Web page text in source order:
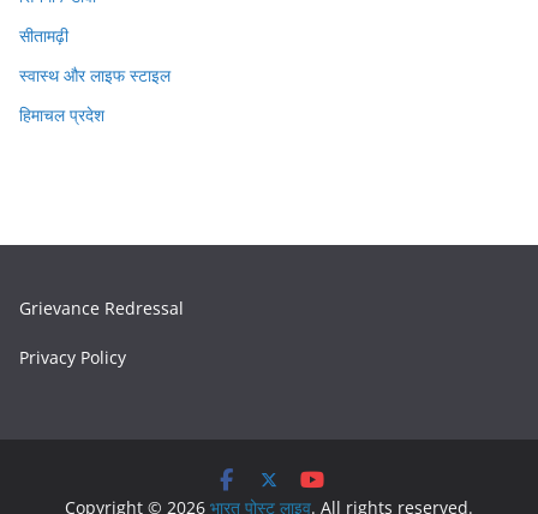
सीतामढ़ी
स्वास्थ और लाइफ स्टाइल
हिमाचल प्रदेश
Grievance Redressal
Privacy Policy
Copyright © 2026 भारत पोस्ट लाइव. All rights reserved.